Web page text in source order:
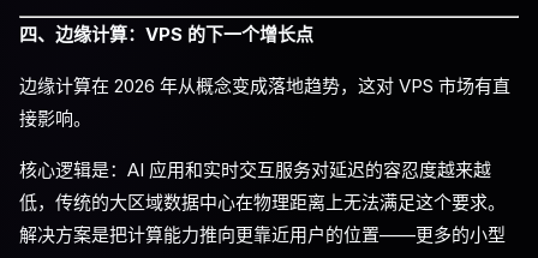
四、边缘计算：VPS 的下一个增长点
边缘计算在 2026 年从概念变成落地趋势，这对 VPS 市场有直
接影响。
核心逻辑是：AI 应用和实时交互服务对延迟的容忍度越来越
低，传统的大区域数据中心在物理距离上无法满足这个要求。
解决方案是把计算能力推向更靠近用户的位置——更多的小型